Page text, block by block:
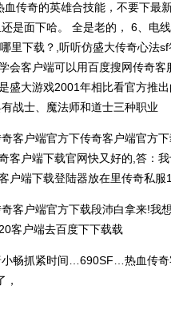
传奇的英雄合技能，不要下最
是面下哈。 全是老的， 6、电
里下载？,听听仿盛大传奇心法
会客户端可以用百度搜网传奇
盛大游戏2001年相比看官方推
战士、魔法师和道士三种职业
客户端官方下传奇客户端官方
客户端下载官网快又好的,答：
户端下载登陆器放在里传奇私服
客户端官方下载段沛白拿来!我
客户端去百度下下载载
畅抓紧时间…690SF…热血传